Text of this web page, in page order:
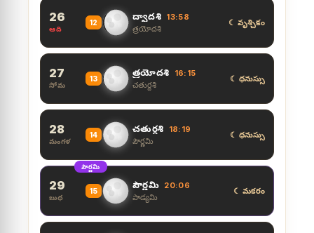
26
ఆది
12
ద్వాదశి 13:58
త్రయోదశి
☾ వృశ్చికం
27
సోమ
13
త్రయోదశి
16:15
చతుర్దశి
☾ ధనుస్సు
28
మంగళ
14
చతుర్దశి
18:19
పౌర్ణమి
☾ ధనుస్సు
పౌర్ణమి
29
బుధ
15
పౌర్ణమి 20:06
పాడ్యమి
☾ మకరం